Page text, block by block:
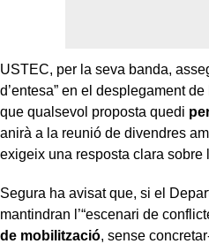
USTEC, per la seva banda,
d’entesa” en el desplegament
que qualsevol proposta quedi
anirà a la reunió de divendres
exigeix una resposta clara sobre
Segura ha avisat que, si el
mantindran l’“escenari de
de mobilització, sense